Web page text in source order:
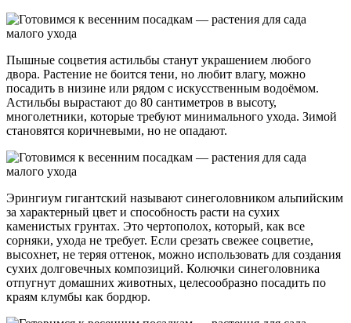
Пышные соцветия астильбы станут украшением любого
двора. Растение не боится тени, но любит влагу, можно
посадить в низине или рядом с искусственным водоёмом.
Астильбы вырастают до 80 сантиметров в высоту,
многолетники, которые требуют минимального ухода. Зимой
становятся коричневыми, но не опадают.
Эрингиум гигантский называют синеголовником альпийским
за характерный цвет и способность расти на сухих
каменистых грунтах. Это чертополох, который, как все
сорняки, ухода не требует. Если срезать свежее соцветие,
высохнет, не теряя оттенок, можно использовать для создания
сухих долговечных композиций. Колючки синеголовника
отпугнут домашних животных, целесообразно посадить по
краям клумбы как бордюр.